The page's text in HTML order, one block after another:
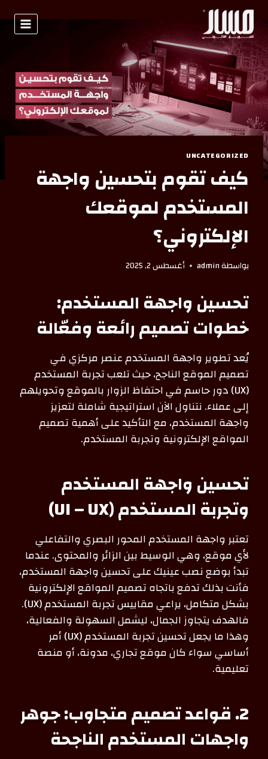
UNCATEGORIZED
كيف تقوم بتحسين واجهة
المستخدم لموقعك
الإلكتروني؟
بواسطةadmin أغسطس 2, 2025
تحسين واجهة المستخدم:
خطوات تصميم رائعة وفعّالة
يُعد تطوير واجهة المستخدم عنصر مركزي في
تصميم الموقع الناجح، حيث تلعب تجربة المستخدم
(UX) دور حاسم في احتفاظ الزوار بالموقع وتحويلهم
إلى عملاء. نتناول الآن استراتيجية شاملة لتعزيز
واجهة المستخدم، مع التأكيد على أهمية تصميم
المواقع الإلكترونية وتجربة المستخدم.
تحسين واجهة المستخدم
وتجربة المستخدم (UI – UX)
تعتبر واجهة المستخدم المحور البصري والتفاعلي
لأي موقع، وهي الوسيط بين الزائر والمحتوى. عندما
تبدأ بوضع نصب عينيك على تحسين واجهة المستخدم،
فأنت بذلك تدفع باتجاه تصميم المواقع الإلكترونية
بشكل متكامل، يراعي مقاييس تجربة المستخدم (UX).
فالهدف يتجاوز الجمال، ليشمل السهولة والفعالية،
وهذا ما يجعل تحسين تجربة المستخدم (UX) أمر
أساسي سواء كان موقع تجاري، مدونة، أو منصة
تعليمية.
2. قواعد تصميم متجاوب: جوهر
واجهات المستخدم الناجحة